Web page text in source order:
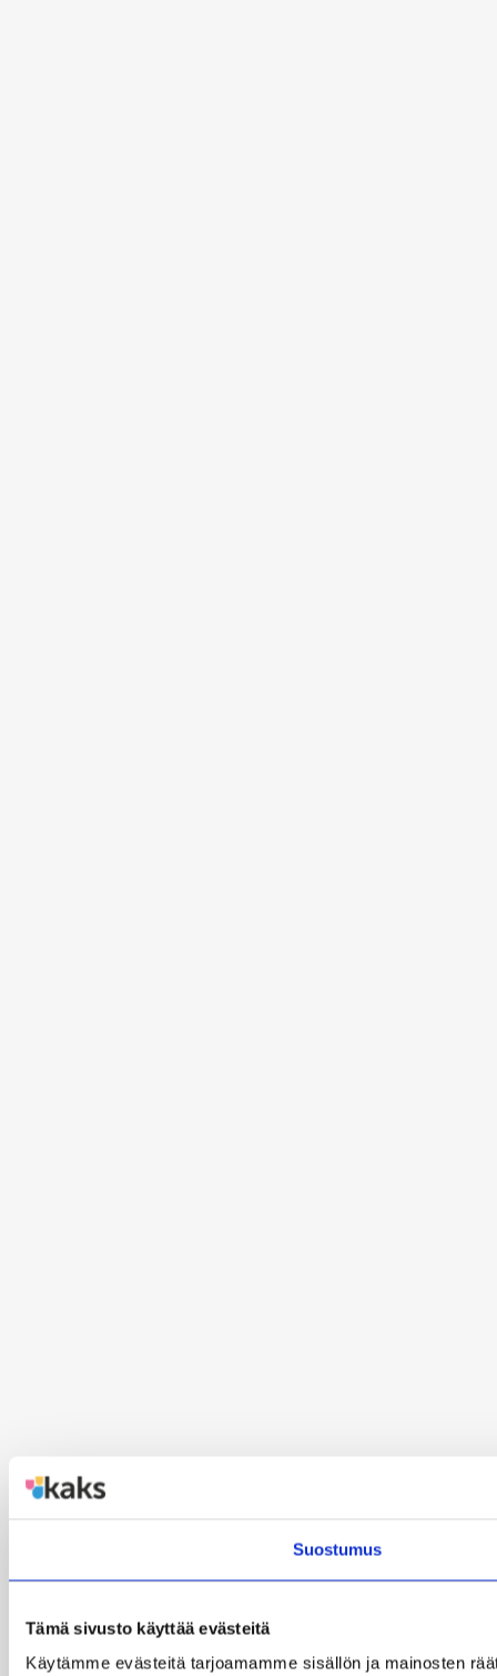
Suostumus
Tämä sivusto käyttää evästeitä
Käytämme evästeitä tarjoamamme sisällön ja mainosten